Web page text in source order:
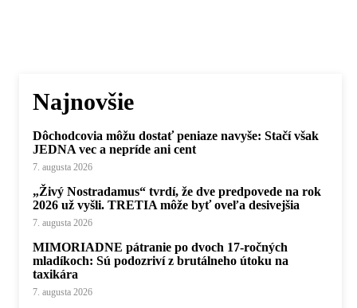
Najnovšie
Dôchodcovia môžu dostať peniaze navyše: Stačí však
JEDNA vec a nepríde ani cent
7. augusta 2026
„Živý Nostradamus“ tvrdí, že dve predpovede na rok
2026 už vyšli. TRETIA môže byť oveľa desivejšia
7. augusta 2026
MIMORIADNE pátranie po dvoch 17-ročných
mladíkoch: Sú podozriví z brutálneho útoku na
taxikára
7. augusta 2026